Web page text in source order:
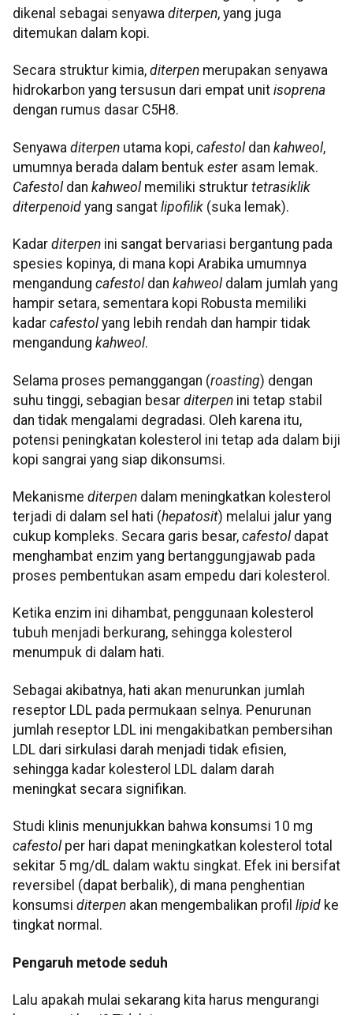
dikenal sebagai senyawa diterpen, yang juga
ditemukan dalam kopi.
Secara struktur kimia, diterpen merupakan senyawa
hidrokarbon yang tersusun dari empat unit isoprena
dengan rumus dasar C5H8.
Senyawa diterpen utama kopi, cafestoldan kahweol,
umumnya berada dalam bentuk ester asam lemak.
Cafestoldan kahweolmemiliki struktur tetrasiklik
diterpenoid yang sangat lipofilik (suka lemak).
Kadar diterpen ini sangat bervariasi bergantung pada
spesies kopinya, di mana kopi Arabika umumnya
mengandung cafestol dan kahweol dalam jumlah yang
hampir setara, sementara kopi Robusta memiliki
kadar cafestol yang lebih rendah dan hampir tidak
mengandung kahweol.
Selama proses pemanggangan (roasting) dengan
suhu tinggi, sebagian besar diterpen ini tetap stabil
dan tidak mengalami degradasi. Oleh karena itu,
potensi peningkatan kolesterol ini tetap ada dalam biji
kopi sangrai yang siap dikonsumsi.
Mekanisme diterpen dalam meningkatkan kolesterol
terjadi di dalam sel hati (hepatosit) melalui jalur yang
cukup kompleks. Secara garis besar, cafestol dapat
menghambat enzim yang bertanggungjawab pada
proses pembentukan asam empedu dari kolesterol.
Ketika enzim ini dihambat, penggunaan kolesterol
tubuh menjadi berkurang, sehingga kolesterol
menumpuk di dalam hati.
Sebagai akibatnya, hati akan menurunkan jumlah
reseptor LDL pada permukaan selnya. Penurunan
jumlah reseptor LDL ini mengakibatkan pembersihan
LDL dari sirkulasi darah menjadi tidak efisien,
sehingga kadar kolesterol LDL dalam darah
meningkat secara signifikan.
Studi klinis menunjukkan bahwa konsumsi 10 mg
cafestol per hari dapat meningkatkan kolesterol total
sekitar 5 mg/dL dalam waktu singkat. Efek ini bersifat
reversibel (dapat berbalik), di mana penghentian
konsumsi diterpen akan mengembalikan profil lipid ke
tingkat normal.
Pengaruh metode seduh
Lalu apakah mulai sekarang kita harus mengurangi